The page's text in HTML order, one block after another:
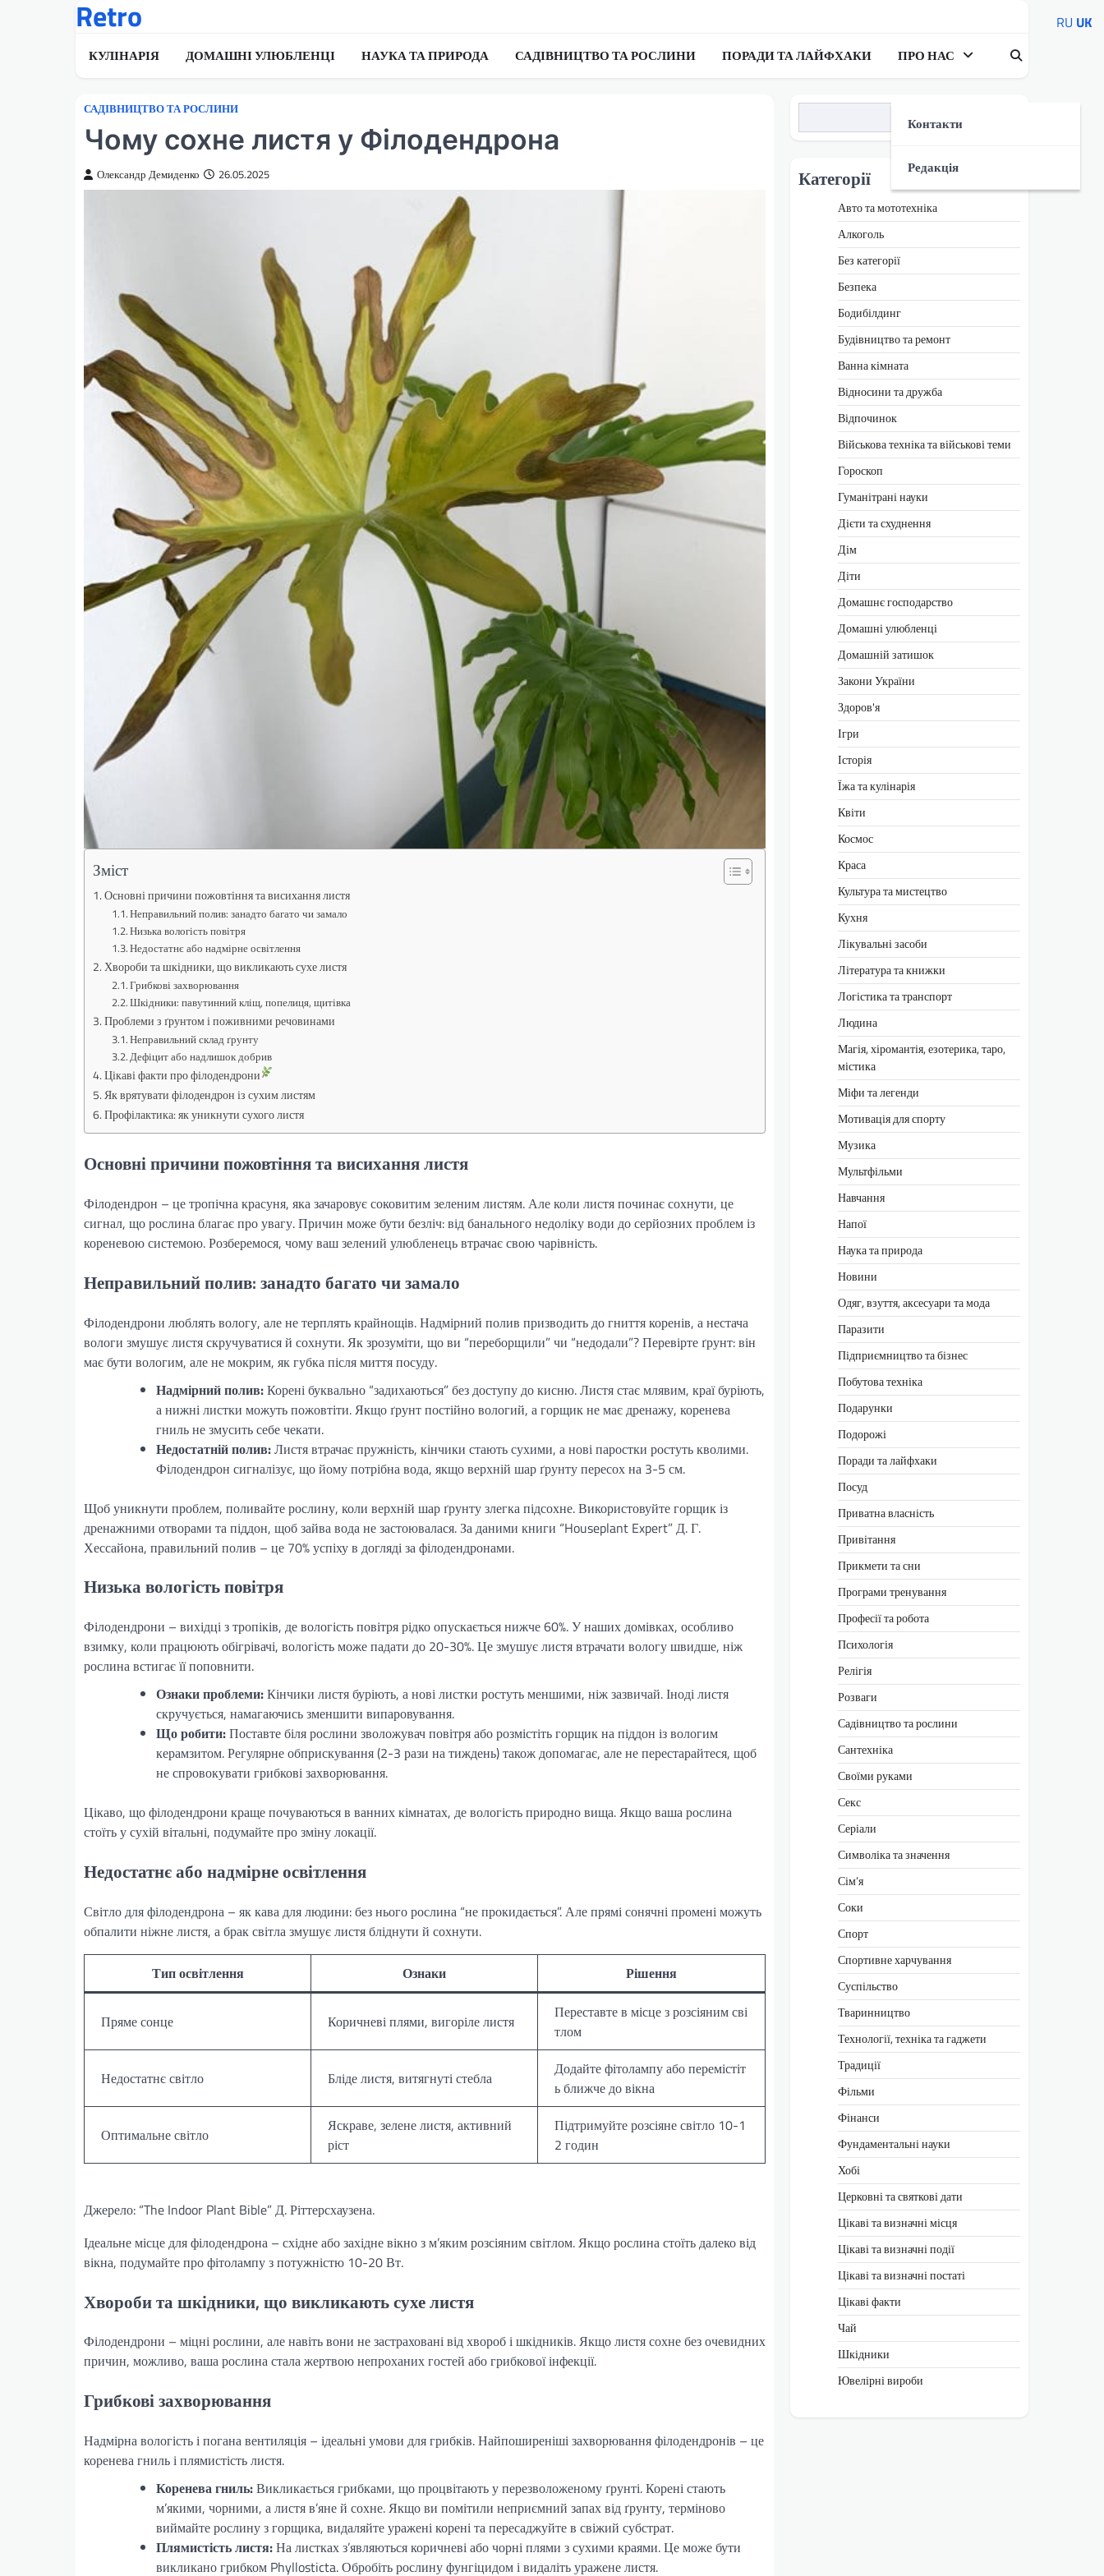
Retro
КУЛІНАРІЯ ДОМАШНІ УЛЮБЛЕНЦІ НАУКА ТА ПРИРОДА САДІВНИЦТВО ТА РОСЛИНИ ПОРАДИ ТА ЛАЙФХАКИ ПРО НАС
Контакти
Редакція
САДІВНИЦТВО ТА РОСЛИНИ
Чому сохне листя у Філодендрона
Олександр Демиденко 26.05.2025
Зміст
Основні причини пожовтіння та висихання листя
Неправильний полив: занадто багато чи замало
Низька вологість повітря
Недостатнє або надмірне освітлення
Хвороби та шкідники, що викликають сухе листя
Грибкові захворювання
Шкідники: павутинний кліщ, попелиця, щитівка
Проблеми з ґрунтом і поживними речовинами
Неправильний склад ґрунту
Дефіцит або надлишок добрив
Цікаві факти про філодендрони
Як врятувати філодендрон із сухим листям
Профілактика: як уникнути сухого листя
Основні причини пожовтіння та висихання листя
Філодендрон – це тропічна красуня, яка зачаровує соковитим зеленим листям. Але коли листя починає сохнути, це
сигнал, що рослина благає про увагу. Причин може бути безліч: від банального недоліку води до серйозних проблем із
кореневою системою. Розберемося, чому ваш зелений улюбленець втрачає свою чарівність.
Неправильний полив: занадто багато чи замало
Філодендрони люблять вологу, але не терплять крайнощів. Надмірний полив призводить до гниття коренів, а нестача
вологи змушує листя скручуватися й сохнути. Як зрозуміти, що ви “переборщили” чи “недодали”? Перевірте ґрунт: він
має бути вологим, але не мокрим, як губка після миття посуду.
Надмірний полив:Корені буквально “задихаються” без доступу до кисню. Листя стає млявим, краї буріють,
а нижні листки можуть пожовтіти. Якщо ґрунт постійно вологий, а горщик не має дренажу, коренева
гниль не змусить себе чекати.
Недостатній полив:Листя втрачає пружність, кінчики стають сухими, а нові паростки ростуть кволими.
Філодендрон сигналізує, що йому потрібна вода, якщо верхній шар ґрунту пересох на 3-5 см.
Щоб уникнути проблем, поливайте рослину, коли верхній шар ґрунту злегка підсохне. Використовуйте горщик із
дренажними отворами та піддон, щоб зайва вода не застоювалася. За даними книги “Houseplant Expert” Д. Г.
Хессайона, правильний полив – це 70% успіху в догляді за філодендронами.
Низька вологість повітря
Філодендрони – вихідці з тропіків, де вологість повітря рідко опускається нижче 60%. У наших домівках, особливо
взимку, коли працюють обігрівачі, вологість може падати до 20-30%. Це змушує листя втрачати вологу швидше, ніж
рослина встигає її поповнити.
Ознаки проблеми:Кінчики листя буріють, а нові листки ростуть меншими, ніж зазвичай. Іноді листя
скручується, намагаючись зменшити випаровування.
Що робити:Поставте біля рослини зволожувач повітря або розмістіть горщик на піддон із вологим
керамзитом. Регулярне обприскування (2-3 рази на тиждень) також допомагає, але не перестарайтеся, щоб
не спровокувати грибкові захворювання.
Цікаво, що філодендрони краще почуваються в ванних кімнатах, де вологість природно вища. Якщо ваша рослина
стоїть у сухій вітальні, подумайте про зміну локації.
Недостатнє або надмірне освітлення
Світло для філодендрона – як кава для людини: без нього рослина “не прокидається”. Але прямі сонячні промені можуть
обпалити ніжне листя, а брак світла змушує листя бліднути й сохнути.
Тип освітлення Ознаки Рішення
Пряме сонце Коричневі плями, вигоріле листя
Переставте в місце з розсіяним сві
тлом
Недостатнє світло Бліде листя, витягнуті стебла
Додайте фітолампу або перемістіт
ь ближче до вікна
Оптимальне світло
Яскраве, зелене листя, активний
ріст
Підтримуйте розсіяне світло 10-1
2 годин
Джерело: “The Indoor Plant Bible” Д. Ріттерсхаузена.
Ідеальне місце для філодендрона – східне або західне вікно з м’яким розсіяним світлом. Якщо рослина стоїть далеко від
вікна, подумайте про фітолампу з потужністю 10-20 Вт.
Хвороби та шкідники, що викликають сухе листя
Філодендрони – міцні рослини, але навіть вони не застраховані від хвороб і шкідників. Якщо листя сохне без очевидних
причин, можливо, ваша рослина стала жертвою непроханих гостей або грибкової інфекції.
Грибкові захворювання
Надмірна вологість і погана вентиляція – ідеальні умови для грибків. Найпоширеніші захворювання філодендронів – це
коренева гниль і плямистість листя.
Коренева гниль:Викликається грибками, що процвітають у перезволоженому ґрунті. Корені стають
м’якими, чорними, а листя в’яне й сохне. Якщо ви помітили неприємний запах від ґрунту, терміново
виймайте рослину з горщика, видаляйте уражені корені та пересаджуйте в свіжий субстрат.
Плямистість листя:На листках з’являються коричневі або чорні плями з сухими краями. Це може бути
викликано грибком Phyllosticta. Обробіть рослину фунгіцидом і видаліть уражене листя.
Категорії
Авто та мототехніка
Алкоголь
Без категорії
Безпека
Бодибілдинг
Будівництво та ремонт
Ванна кімната
Відносини та дружба
Відпочинок
Військова техніка та військові теми
Гороскоп
Гуманітрані науки
Дієти та схуднення
Дім
Діти
Домашнє господарство
Домашні улюбленці
Домашній затишок
Закони України
Здоров'я
Ігри
Історія
Їжа та кулінарія
Квіти
Космос
Краса
Культура та мистецтво
Кухня
Лікувальні засоби
Література та книжки
Логістика та транспорт
Людина
Магія, хіромантія, езотерика, таро,
містика
Міфи та легенди
Мотивація для спорту
Музика
Мультфільми
Навчання
Напої
Наука та природа
Новини
Одяг, взуття, аксесуари та мода
Паразити
Підприємництво та бізнес
Побутова техніка
Подарунки
Подорожі
Поради та лайфхаки
Посуд
Приватна власність
Привітання
Прикмети та сни
Програми тренування
Професії та робота
Психологія
Релігія
Розваги
Садівництво та рослини
Сантехніка
Своїми руками
Секс
Серіали
Символіка та значення
Сім’я
Соки
Спорт
Спортивне харчування
Суспільство
Тваринництво
Технології, техніка та гаджети
Традиції
Фільми
Фінанси
Фундаментальні науки
Хобі
Церковні та святкові дати
Цікаві та визначні місця
Цікаві та визначні події
Цікаві та визначні постаті
Цікаві факти
Чай
Шкідники
Ювелірні вироби
RU UK